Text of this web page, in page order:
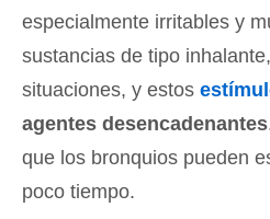
especialmente irritables y
sustancias de tipo
situaciones, y estos
agentes desencadenantes
que los bronquios pueden
poco tiempo.